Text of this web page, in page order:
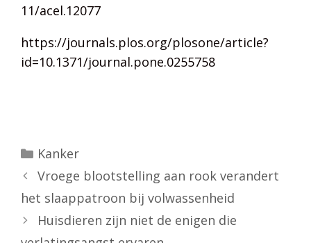
11/acel.12077
https://journals.plos.org/plosone/article?
id=10.1371/journal.pone.0255758
Categorieën
Kanker
Vroege blootstelling aan rook verandert
het slaappatroon bij volwassenheid
Huisdieren zijn niet de enigen die